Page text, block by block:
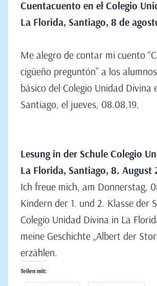
Cuentacuento en el Colegio
La Florida, Santiago, 8 de
Me alegro de contar mi cuento
cigüeño preguntón” a los
básico del Colegio Unidad Divina
Santiago, el jueves, 08.08.19.
Lesung in der Schule Colegio
La Florida, Santiago, 8. August
Ich freue mich, am Donnerstag,
Kindern der 1. und 2. Klasse der
Colegio Unidad Divina in La
meine Geschichte „Albert der
erzählen.
Teilen mit: